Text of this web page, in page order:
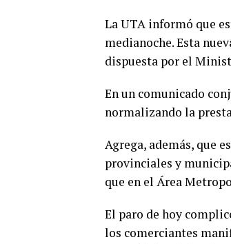
La UTA informó que
medianoche. Esta
dispuesta por el
En un comunicado
normalizando la
Agrega, además, que
provinciales y
que en el Área
El paro de hoy
los comerciantes